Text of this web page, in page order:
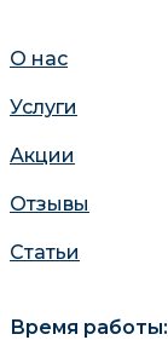
О нас
Услуги
Акции
Отзывы
Статьи
Время работы: